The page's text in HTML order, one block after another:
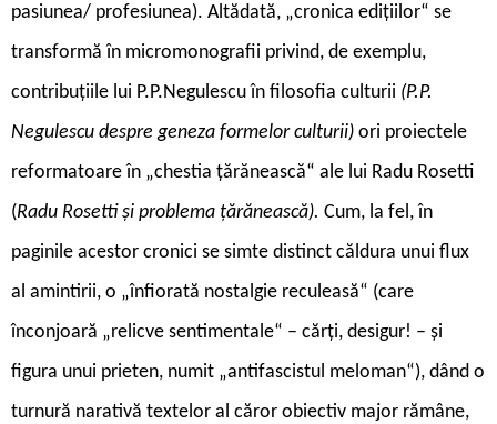
pasiunea/ profesiunea). Altădată, „cronica ediţiilor“ se
transformă în micromonografii privind, de exemplu,
contribuţiile lui P.P.Negulescu în filosofia culturii (P.P.
Negulescu despre geneza formelor culturii) ori proiectele
reformatoare în „chestia ţărănească“ ale lui Radu Rosetti
(Radu Rosetti şi problema ţărănească). Cum, la fel, în
paginile acestor cronici se simte distinct căldura unui flux
al amintirii, o „înfiorată nostalgie reculeasă“ (care
înconjoară „relicve sentimentale“ – cărţi, desigur! – şi
figura unui prieten, numit „antifascistul meloman“), dând o
turnură narativă textelor al căror obiectiv major rămâne,